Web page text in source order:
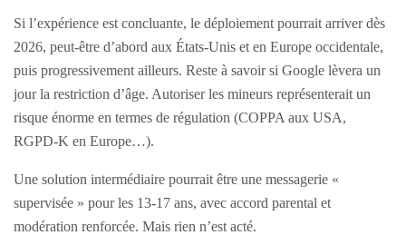
Si l’expérience est concluante, le déploiement pourrait arriver dès
2026, peut-être d’abord aux États-Unis et en Europe occidentale,
puis progressivement ailleurs. Reste à savoir si Google lèvera un
jour la restriction d’âge. Autoriser les mineurs représenterait un
risque énorme en termes de régulation (COPPA aux USA,
RGPD-K en Europe…).
Une solution intermédiaire pourrait être une messagerie «
supervisée » pour les 13-17 ans, avec accord parental et
modération renforcée. Mais rien n’est acté.